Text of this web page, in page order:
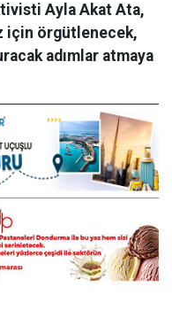
Ayla Akat Ata,
için örgütlenecek,
adımlar atmaya